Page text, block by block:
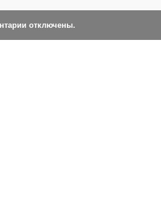
отключены.